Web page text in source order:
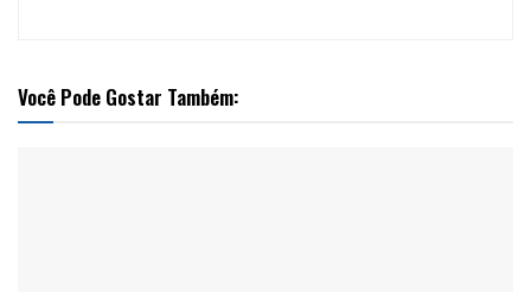
Você Pode Gostar Também: